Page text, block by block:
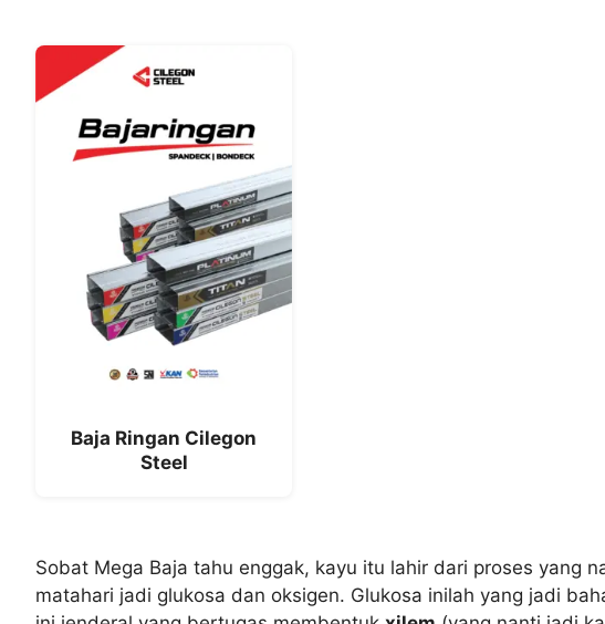
Baja Ringan Cilegon
Steel
Sobat Mega Baja tahu enggak, kayu itu lahir dari proses yang
matahari jadi glukosa dan oksigen. Glukosa inilah yang jadi